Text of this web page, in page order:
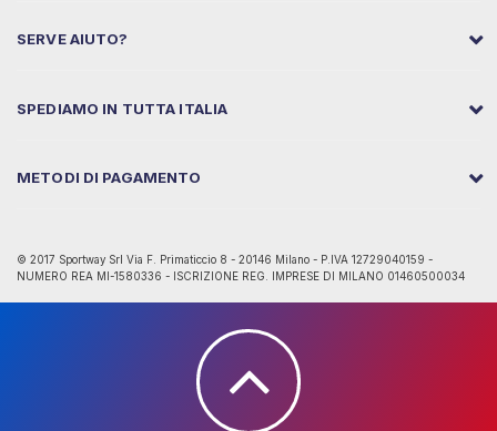
SERVE AIUTO?
SPEDIAMO IN TUTTA ITALIA
METODI DI PAGAMENTO
© 2017 Sportway Srl Via F. Primaticcio 8 - 20146 Milano - P.IVA 12729040159 -
NUMERO REA MI-1580336 - ISCRIZIONE REG. IMPRESE DI MILANO 01460500034